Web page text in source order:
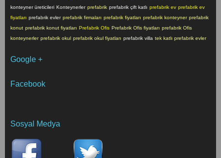
konteyner üreticileri Konteynerler prefabrik prefabrik çift katlı prefabrik ev prefabrik ev
fiyatları prefabrik evler prefabrik firmaları prefabrik fiyatları prefabrik konteyner prefabrik
konut prefabrik konut fiyatları Prefabrik Ofis Prefabrik Ofis fiyatları prefabrik Ofis
konteynerler prefabrik okul prefabrik okul fiyatları prefabrik villa tek katlı prefabrik evler
Google +
Facebook
Sosyal Medya